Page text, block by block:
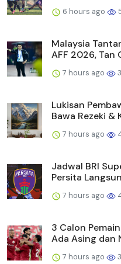
6 hours ago
Malaysia
AFF 2026, Tan
7 hours ago 3
Lukisan
Bawa Rezeki &
7 hours ago
Jadwal BRI
Persita
7 hours ago
3 Calon
Ada Asing dan
7 hours ago 3